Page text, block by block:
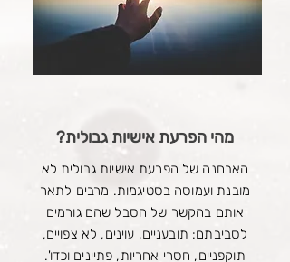
מהי הפרעת אישיות גבולית?
האבחנה של הפרעת אישיות גבולית לא
מובנת ועמוסה בסטיגמות. מרבים לתאר
אותם בהקשר של הסבל שהם גורמים
לסביבתם: תובעניים, עוינים, לא צפויים,
תוקפניים, חסרי אחריות, פתיינים וכדו'.